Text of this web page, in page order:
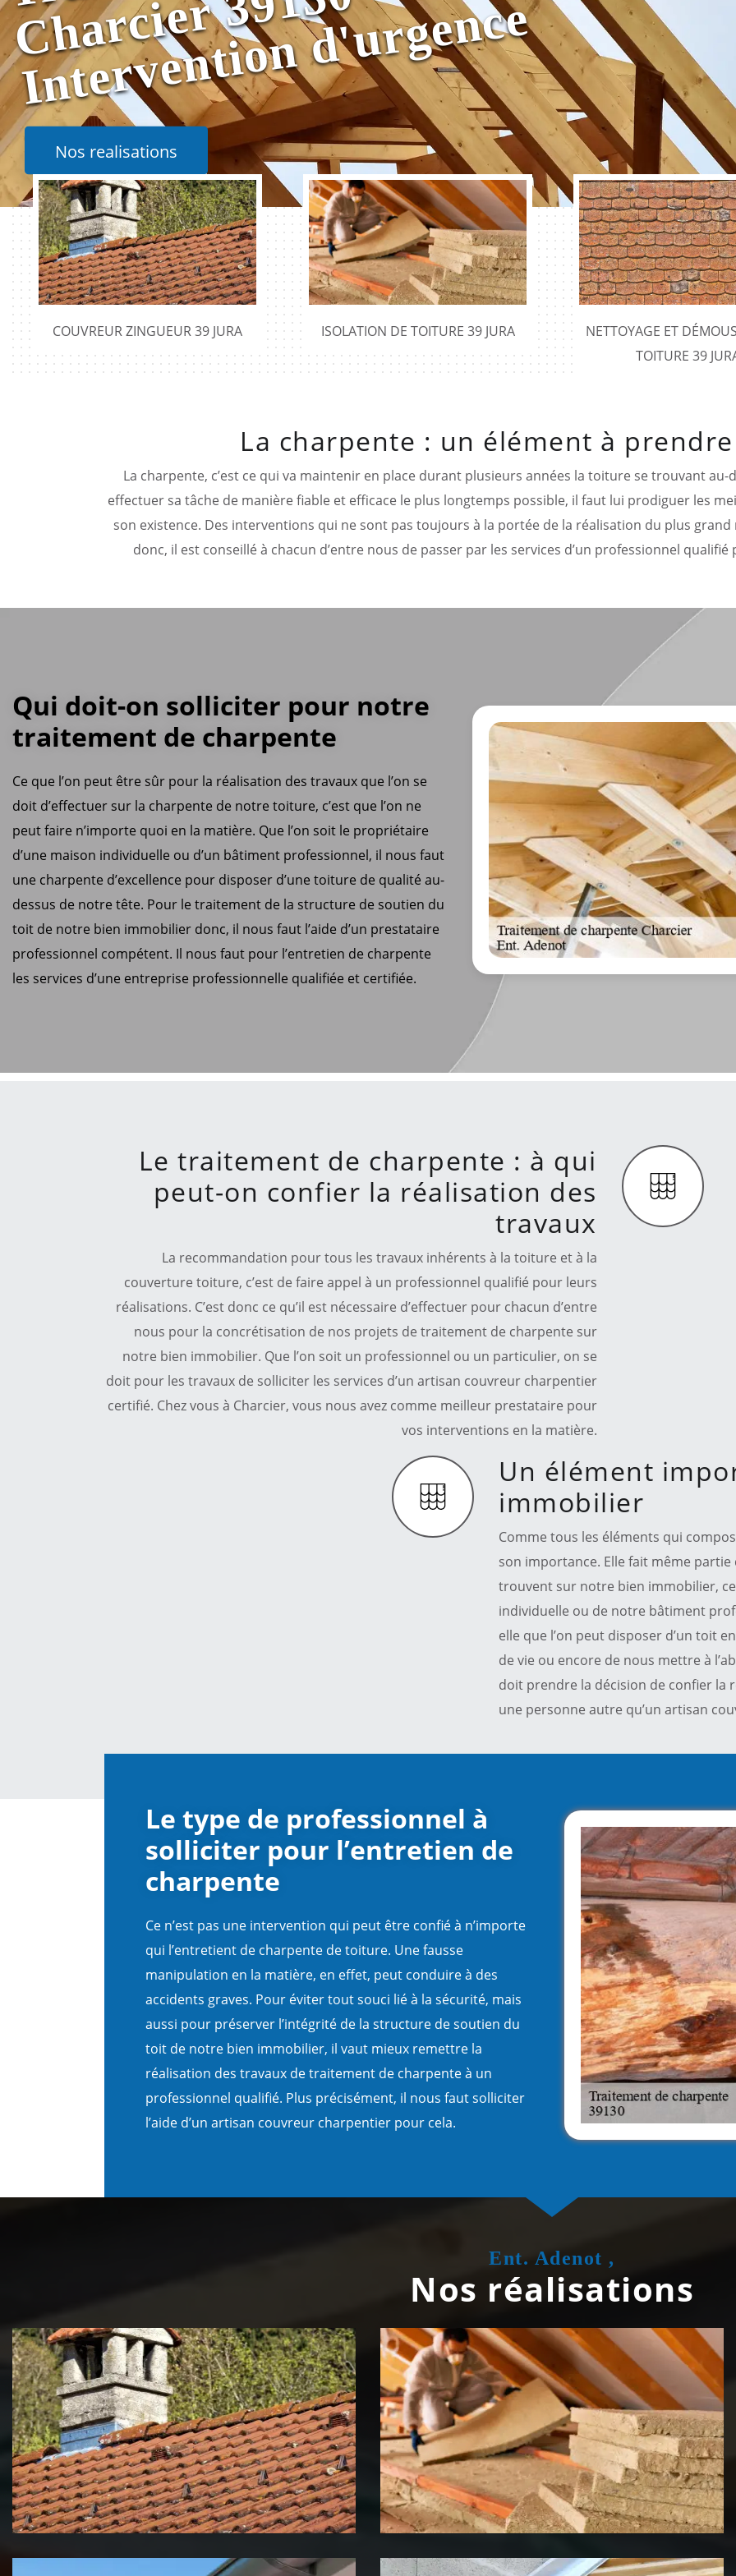
i
e
Nos realisations
COUVREUR ZINGUEUR 39 JURA ISOLATION DE TOITURE 39 JURA
NETTOYAGE ET
TOITURE 39
La charpente : un élément à
La charpente, c’est ce qui va maintenir en place durant plusieurs années la toiture se trouvant au-
effectuer sa tâche de manière fiable et efficace le plus longtemps possible, il faut lui prodiguer les
son existence. Des interventions qui ne sont pas toujours à la portée de la réalisation du plus
donc, il est conseillé à chacun d’entre nous de passer par les services d’un professionnel
Qui doit-on solliciter pour notre
traitement de charpente
Ce que l’on peut être sûr pour la réalisation des travaux que l’on se
doit d’effectuer sur la charpente de notre toiture, c’est que l’on ne
peut faire n’importe quoi en la matière. Que l’on soit le propriétaire
d’une maison individuelle ou d’un bâtiment professionnel, il nous faut
une charpente d’excellence pour disposer d’une toiture de qualité au-
dessus de notre tête. Pour le traitement de la structure de soutien du
toit de notre bien immobilier donc, il nous faut l’aide d’un prestataire
professionnel compétent. Il nous faut pour l’entretien de charpente
les services d’une entreprise professionnelle qualifiée et certifiée.
Le traitement de charpente : à qui
peut-on confier la réalisation des
travaux
La recommandation pour tous les travaux inhérents à la toiture et à la
couverture toiture, c’est de faire appel à un professionnel qualifié pour leurs
réalisations. C’est donc ce qu’il est nécessaire d’effectuer pour chacun d’entre
nous pour la concrétisation de nos projets de traitement de charpente sur
notre bien immobilier. Que l’on soit un professionnel ou un particulier, on se
doit pour les travaux de solliciter les services d’un artisan couvreur charpentier
certifié. Chez vous à Charcier, vous nous avez comme meilleur prestataire pour
vos interventions en la matière.
Un élément
immobilier
Comme tous les éléments qui
son importance. Elle fait même
trouvent sur notre bien immobilier,
individuelle ou de notre bâtiment
elle que l’on peut disposer d’un toit
de vie ou encore de nous mettre à
doit prendre la décision de confier la
une personne autre qu’un artisan
Le type de professionnel à
solliciter pour l’entretien de
charpente
Ce n’est pas une intervention qui peut être confié à n’importe
qui l’entretient de charpente de toiture. Une fausse
manipulation en la matière, en effet, peut conduire à des
accidents graves. Pour éviter tout souci lié à la sécurité, mais
aussi pour préserver l’intégrité de la structure de soutien du
toit de notre bien immobilier, il vaut mieux remettre la
réalisation des travaux de traitement de charpente à un
professionnel qualifié. Plus précisément, il nous faut solliciter
l’aide d’un artisan couvreur charpentier pour cela.
Ent. Adenot ,
Nos réalisations
Couvreur zingueur 39 Jura Isolation de toiture 39 Jura